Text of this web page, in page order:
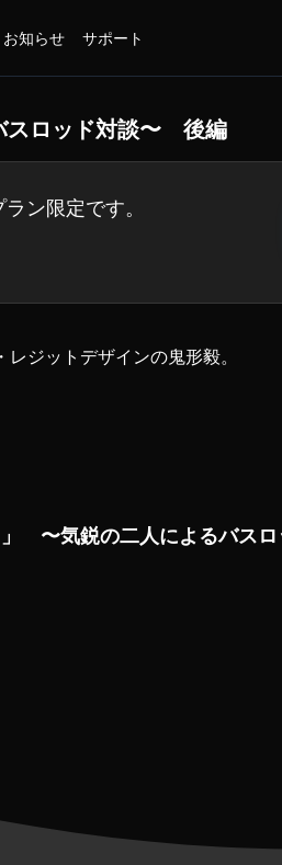
お知らせ サポート
ロッド対談〜 後編
ン限定です。
ジットデザインの鬼形毅。
ートさせた、レイドジャパンの
〜気鋭の二人によるバス